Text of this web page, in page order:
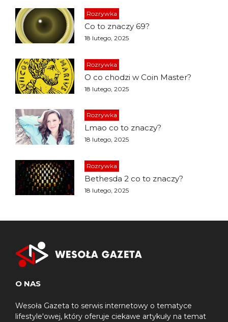
Rozrywka
Co to znaczy 69?
18 lutego, 2025
Rozrywka
O co chodzi w Coin Master?
18 lutego, 2025
Rozrywka
Lmao co to znaczy?
18 lutego, 2025
Rozrywka
Bethesda 2 co to znaczy?
18 lutego, 2025
O NAS
Wesoła Gazeta to serwis internetowy o tematyce
lifestyle'owej, który oferuje ciekawe artykuły na temat